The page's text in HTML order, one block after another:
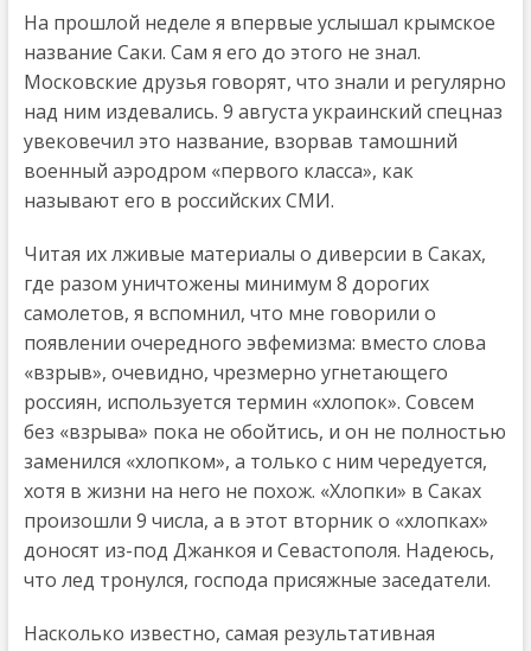
На прошлой неделе я впервые услышал крымское
название Саки. Сам я его до этого не знал.
Московские друзья говорят, что знали и регулярно
над ним издевались. 9 августа украинский спецназ
увековечил это название, взорвав тамошний
военный аэродром «первого класса», как
называют его в российских СМИ.
Читая их лживые материалы о диверсии в Саках,
где разом уничтожены минимум 8 дорогих
самолетов, я вспомнил, что мне говорили о
появлении очередного эвфемизма: вместо слова
«взрыв», очевидно, чрезмерно угнетающего
россиян, используется термин «хлопок». Совсем
без «взрыва» пока не обойтись, и он не полностью
заменился «хлопком», а только с ним чередуется,
хотя в жизни на него не похож. «Хлопки» в Саках
произошли 9 числа, а в этот вторник о «хлопках»
доносят из-под Джанкоя и Севастополя. Надеюсь,
что лед тронулся, господа присяжные заседатели.
Насколько известно, самая результативная